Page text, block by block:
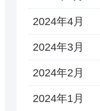
2024年4月
2024年3月
2024年2月
2024年1月